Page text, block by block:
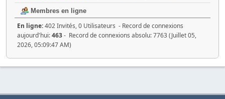
Membres en ligne
En ligne:402 Invités, 0 Utilisateurs - Record de connexions
aujourd'hui:463- Record de connexions absolu: 7763 (Juillet 05,
2026, 05:09:47 AM)